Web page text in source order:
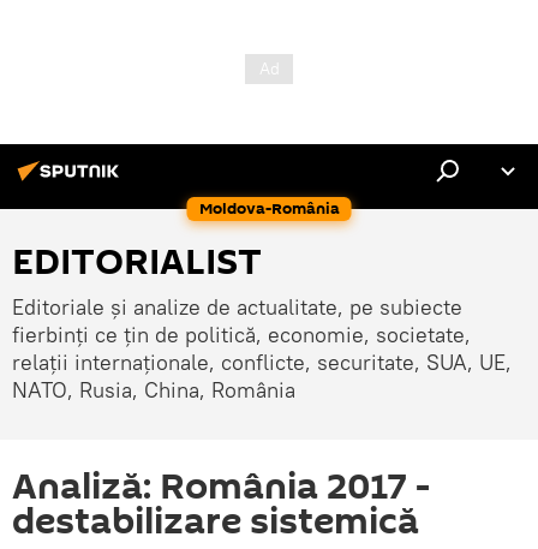
Moldova-România
EDITORIALIST
Editoriale și analize de actualitate, pe subiecte
fierbinți ce țin de politică, economie, societate,
relații internaționale, conflicte, securitate, SUA, UE,
NATO, Rusia, China, România
Analiză: România 2017 -
destabilizare sistemică